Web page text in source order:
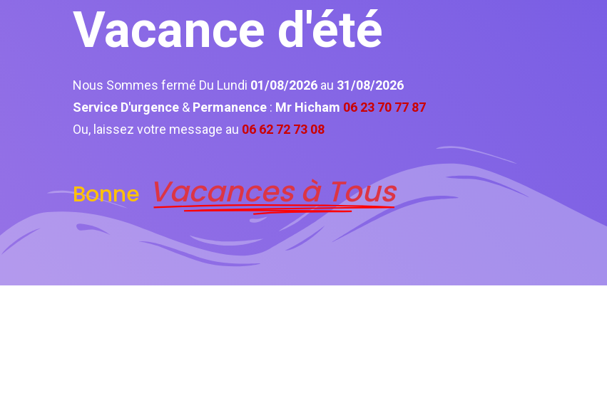
Vacance d'été
Nous Sommes fermé Du Lundi 01/08/2026 au 31/08/2026
Service D'urgence & Permanence : Mr Hicham 06 23 70 77 87
Ou, laissez votre message au 06 62 72 73 08
Bonne Vacances à Tous